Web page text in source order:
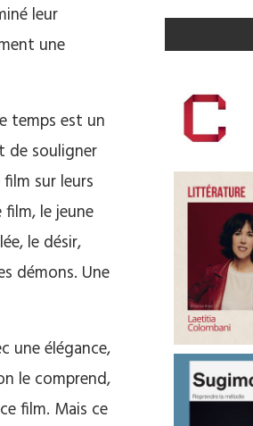
leur
une
temps est un
de souligner
sur leurs
le jeune
le désir,
démons. Une
une élégance,
le comprend,
film. Mais ce